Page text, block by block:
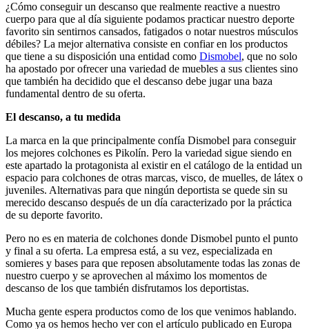
¿Cómo conseguir un descanso que realmente reactive a nuestro
cuerpo para que al día siguiente podamos practicar nuestro deporte
favorito sin sentirnos cansados, fatigados o notar nuestros músculos
débiles? La mejor alternativa consiste en confiar en los productos
que tiene a su disposición una entidad como Dismobel, que no solo
ha apostado por ofrecer una variedad de muebles a sus clientes sino
que también ha decidido que el descanso debe jugar una baza
fundamental dentro de su oferta.
El descanso, a tu medida
La marca en la que principalmente confía Dismobel para conseguir
los mejores colchones es Pikolín. Pero la variedad sigue siendo en
este apartado la protagonista al existir en el catálogo de la entidad un
espacio para colchones de otras marcas, visco, de muelles, de látex o
juveniles. Alternativas para que ningún deportista se quede sin su
merecido descanso después de un día caracterizado por la práctica
de su deporte favorito.
Pero no es en materia de colchones donde Dismobel punto el punto
y final a su oferta. La empresa está, a su vez, especializada en
somieres y bases para que reposen absolutamente todas las zonas de
nuestro cuerpo y se aprovechen al máximo los momentos de
descanso de los que también disfrutamos los deportistas.
Mucha gente espera productos como de los que venimos hablando.
Como ya os hemos hecho ver con el artículo publicado en Europa